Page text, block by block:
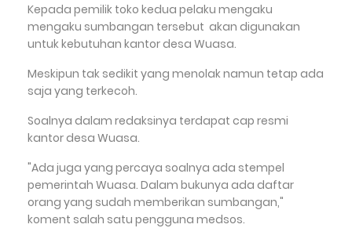
Kepada pemilik toko kedua pelaku mengaku
mengaku sumbangan tersebut akan digunakan
untuk kebutuhan kantor desa Wuasa.
Meskipun tak sedikit yang menolak namun tetap ada
saja yang terkecoh.
Soalnya dalam redaksinya terdapat cap resmi
kantor desa Wuasa.
"Ada juga yang percaya soalnya ada stempel
pemerintah Wuasa. Dalam bukunya ada daftar
orang yang sudah memberikan sumbangan,"
koment salah satu pengguna medsos.